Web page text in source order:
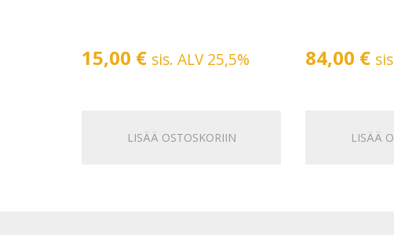
15,00 € sis. ALV 25,5%
LISÄÄ OSTOSKORIIN
84,00 €
LISÄÄ